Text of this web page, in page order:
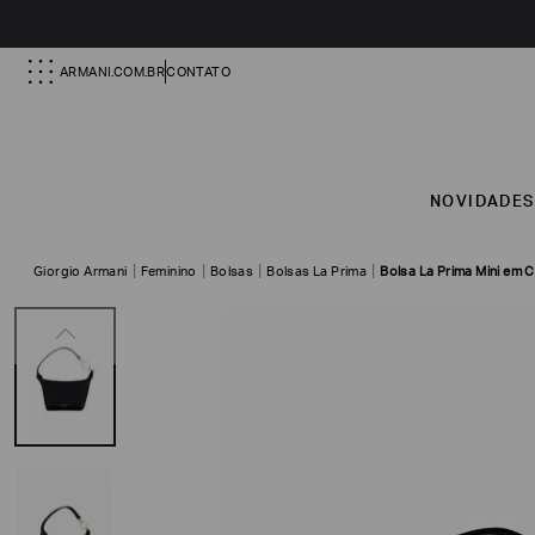
ARMANI.COM.BRCONTATO
NOVIDADES
Giorgio Armani Feminino Bolsas Bolsas La Prima Bolsa La Prima Mini em